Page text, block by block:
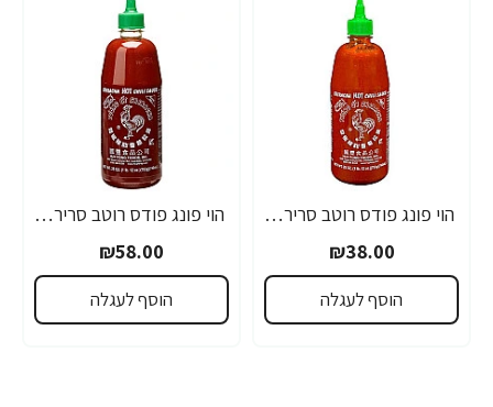
הוי פונג פודס רוטב סריראצ'ה פלפל צ'ילי חריף 435 גרם - מבית HUY FONG FOODS
₪38.00
הוסף לעגלה
הוי פונג פודס רוטב סריראצ'ה פלפל צ'ילי חריף 793 גרם - מבית HUY FONG FOODS
₪58.00
הוסף לעגלה